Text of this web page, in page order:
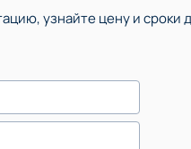
узнайте цену и сроки